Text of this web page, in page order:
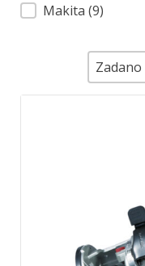
Brend
Makita (9)